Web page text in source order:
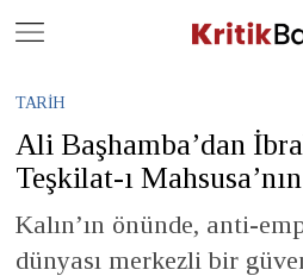
TARIH
Ali Başhamba’dan
Teşkilat-ı
Kalın’ın önünde, anti-
dünyası merkezli bir